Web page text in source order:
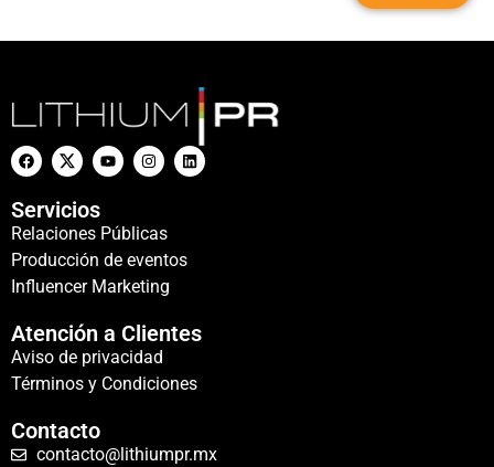
Servicios
Relaciones Públicas
Producción de eventos
Influencer Marketing
Atención a Clientes
Aviso de privacidad
Términos y Condiciones
Contacto
contacto@lithiumpr.mx